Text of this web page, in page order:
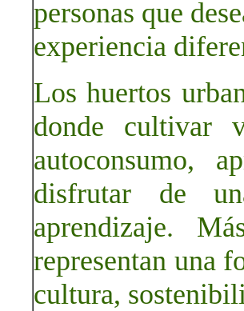
personas que
experiencia
Los huertos
donde cultivar
autoconsumo,
disfrutar de
aprendizaje.
representan una
cultura,